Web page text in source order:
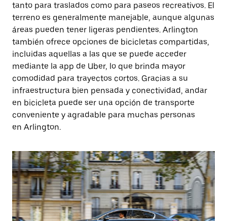
tanto para traslados como para paseos recreativos. El
terreno es generalmente manejable, aunque algunas
áreas pueden tener ligeras pendientes. Arlington
también ofrece opciones de bicicletas compartidas,
incluidas aquellas a las que se puede acceder
mediante la app de Uber, lo que brinda mayor
comodidad para trayectos cortos. Gracias a su
infraestructura bien pensada y conectividad, andar
en bicicleta puede ser una opción de transporte
conveniente y agradable para muchas personas
en Arlington.